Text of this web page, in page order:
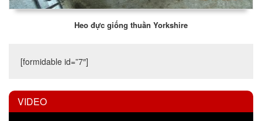
Heo đực giống thuần Yorkshire
[formidable id=”7″]
VIDEO